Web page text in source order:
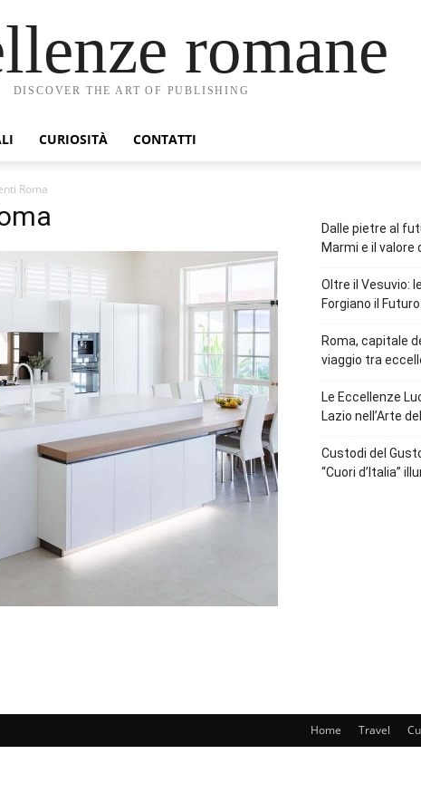
romane
DISCOVER THE ART OF PUBLISHING
CURIOSITÀ CONTATTI
Roma
Dalle pietre al
Marmi e il valore
Oltre il Vesuvio:
Forgiano il
Roma, capitale
viaggio tra
Le Eccellenze
Lazio nell’Arte
Custodi del
“Cuori d’Italia”
Home Travel